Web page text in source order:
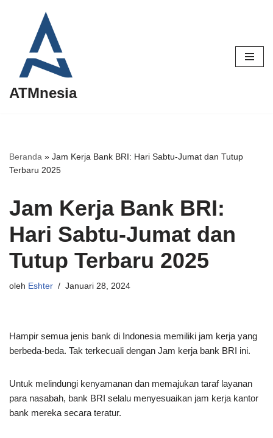
Lompat
konten
ATMnesia
Beranda » Jam Kerja Bank BRI: Hari Sabtu-Jumat dan Tutup
Terbaru 2025
Jam Kerja Bank BRI:
Hari Sabtu-Jumat dan
Tutup Terbaru 2025
oleh Eshter Januari 28, 2024
Hampir semua jenis bank di Indonesia memiliki jam kerja yang
berbeda-beda. Tak terkecuali dengan Jam kerja bank BRI ini.
Untuk melindungi kenyamanan dan memajukan taraf layanan
para nasabah, bank BRI selalu menyesuaikan jam kerja kantor
bank mereka secara teratur.